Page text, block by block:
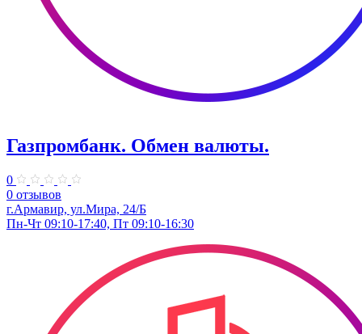
Газпромбанк. Обмен валюты.
0
0 отзывов
г.Армавир, ул.Мира, 24/Б
Пн-Чт 09:10-17:40, Пт 09:10-16:30